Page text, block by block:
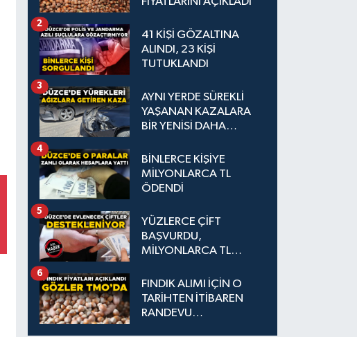
41 KİŞİ GÖZALTINA
ALINDI, 23 KİŞİ
TUTUKLANDI
2
AYNI YERDE SÜREKLİ
YAŞANAN KAZALARA
BİR YENİSİ DAHA
3
BİNLERCE KİŞİYE
MİLYONLARCA TL
ÖDENDİ
4
YÜZLERCE ÇİFT
BAŞVURDU,
MİLYONLARCA TL
5
FINDIK ALIMI İÇİN O
TARİHTEN İTİBAREN
RANDEVU
6